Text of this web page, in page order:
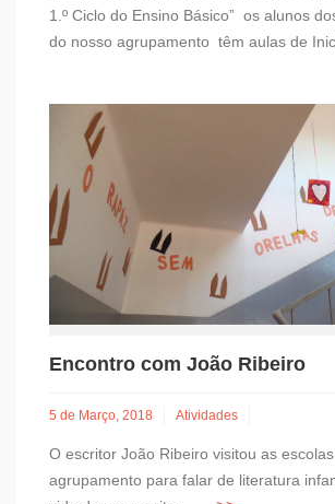
1.º Ciclo do Ensino Básico” os alunos
do nosso agrupamento têm aulas de
Encontro com João Ribeiro
5 de Março, 2018 Atividades
O escritor João Ribeiro visitou as
agrupamento para falar de literatura